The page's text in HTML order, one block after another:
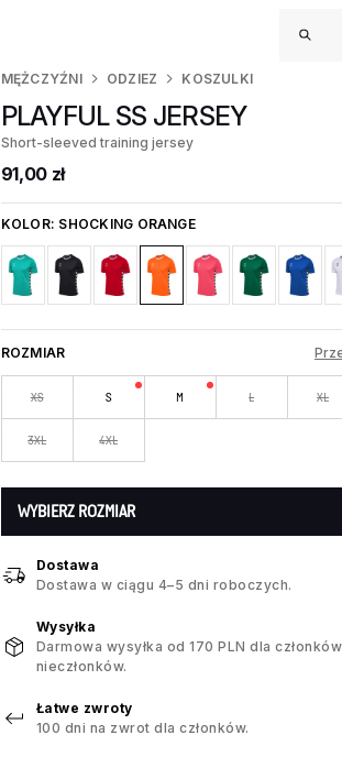
MĘŻCZYŹNI ODZIEZ KOSZULKI
PLAYFUL SS JERSEY
Short-sleeved training jersey
91,00 zł
KOLOR: SHOCKING ORANGE
ROZMIAR
XS S M L XL
3XL 4XL
WYBIERZ ROZMIAR
Dostawa
Dostawa w ciągu 4–5 dni roboczych.
Wysyłka
Darmowa wysyłka od 170 PLN dla
nieczłonków.
Łatwe zwroty
100 dni na zwrot dla członków.